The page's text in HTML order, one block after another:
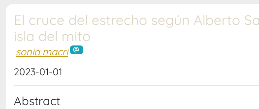
El cruce del estrecho según Alberto
isla del mito
sonia macri
2023-01-01
Abstract